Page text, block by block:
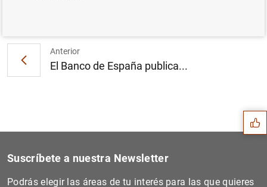
Anterior
El Banco de España publica...
Sugerencias
Suscríbete a nuestra Newsletter
Podrás elegir las áreas de tu interés para las que quieres